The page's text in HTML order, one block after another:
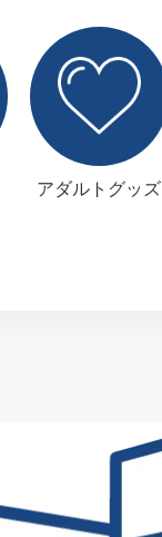
アダルトグッズ